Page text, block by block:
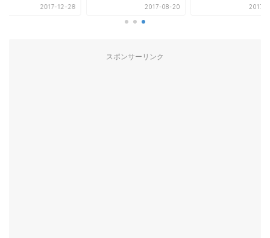
2017-12-28 2017-08-20 2017-
スポンサーリンク